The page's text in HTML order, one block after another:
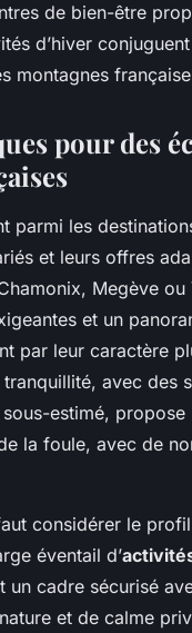
de bien-être
d’hiver
montagnes
pour des
parmi les
et leurs offres
Megève ou
et un
par leur caractère
avec des
estimé,
la foule, avec de
considérer le
éventail d’
cadre sécurisé
et de calme